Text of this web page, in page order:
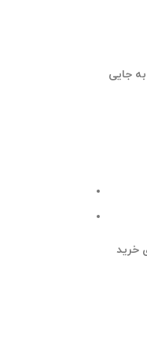
جایی
خرید